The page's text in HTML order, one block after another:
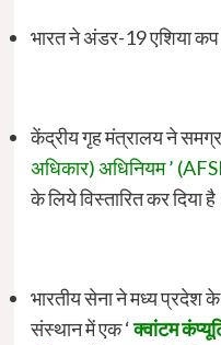
भारत ने अंडर-19 एशिया कप
केंद्रीय गृह मंत्रालय ने
अधिकार) अधिनियम ’
के लिये विस्तारित कर दिया
भारतीय सेना ने मध्य प्रदेश
संस्थान में एक ‘क्वांटम